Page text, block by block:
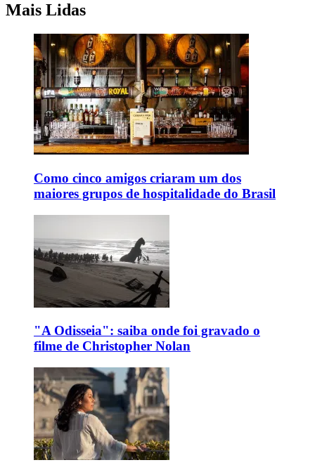
Mais Lidas
Como cinco amigos criaram um dos
maiores grupos de hospitalidade do Brasil
"A Odisseia": saiba onde foi gravado o
filme de Christopher Nolan